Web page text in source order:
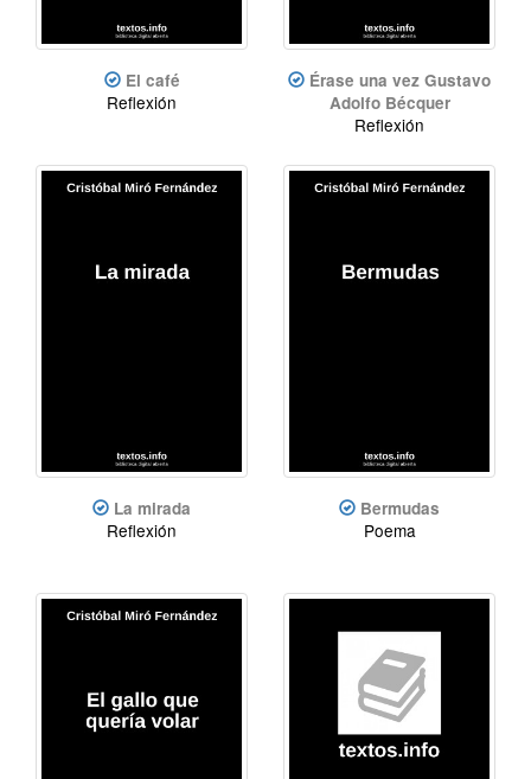
El café
Reflexión
Érase una vez Gustavo
Adolfo Bécquer
Reflexión
La mirada
Reflexión
Bermudas
Poema